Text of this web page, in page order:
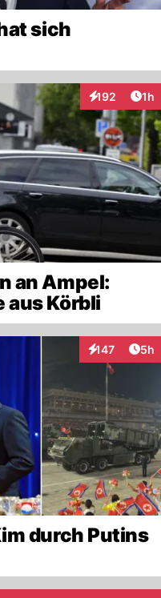
sich
192
Interaktionen
1h
an Ampel:
aus Körbli
147
Interaktionen
5h
durch Putins